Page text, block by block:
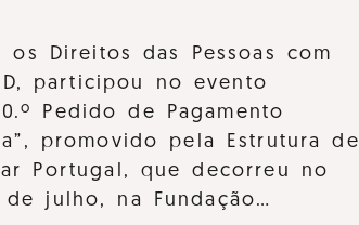
Direitos das Pessoas com
participou no evento
Pedido de Pagamento
promovido pela Estrutura de
Portugal, que decorreu no
julho, na Fundação…